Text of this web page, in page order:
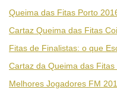
Queima das Fitas Porto
Cartaz Queima das Fitas
Fitas de Finalistas: o que
Cartaz da Queima das
Melhores Jogadores FM